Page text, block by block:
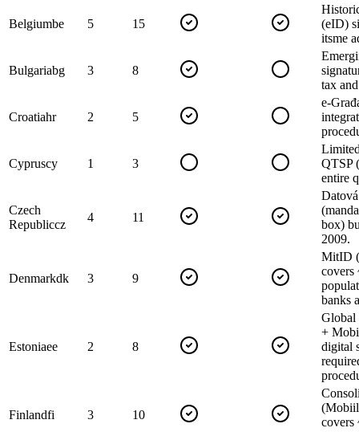
Belgiumbe 5 15
(eID)
itsme
Bulgariabg 3 8
tax
Croatiahr 2 5
e-
Cypruscy 1 3
QTSP
entire
Czech
Republiccz
4 11
box)
2009.
Denmarkdk 3 9
MitID
covers
banks
Estoniaee 2 8
Global
+
digital
Finlandfi 3 10
covers